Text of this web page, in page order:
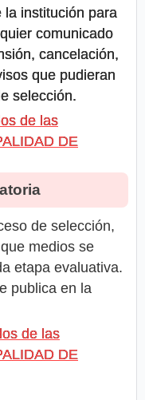
la institución para
comunicado
cancelación,
que pudieran
selección.
de las
DE
de selección,
medios se
etapa evaluativa.
publica en la
de las
DE